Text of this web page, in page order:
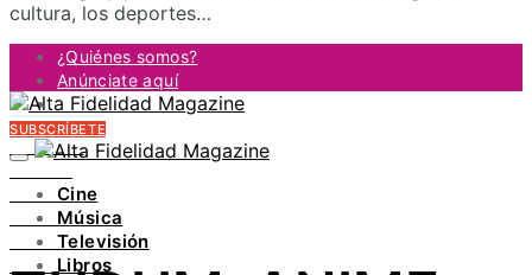
cultura, los deportes…
¿Quiénes somos?
Anúnciate aquí
Contacto
FACEBOOK
INSTAGRAM
PINTEREST
YOUTUBE
LINKEDIN
SUBSCRÍBETE
Cine
Música
Televisión
Libros